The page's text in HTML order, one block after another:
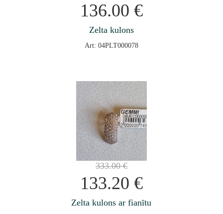
136.00 €
Zelta kulons
Art: 04PLT000078
333.00€
133.20 €
Zelta kulons ar fianītu